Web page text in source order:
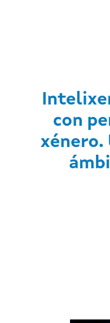
con
xénero.